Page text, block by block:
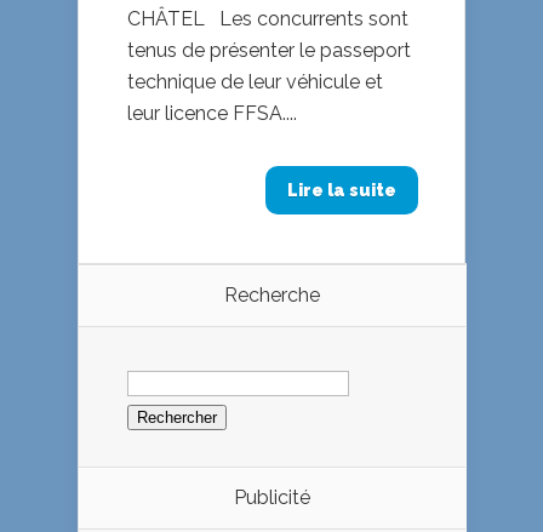
CHÂTEL Les concurrents sont
tenus de présenter le passeport
technique de leur véhicule et
leur licence FFSA....
Lire la suite
Recherche
Rechercher :
Publicité